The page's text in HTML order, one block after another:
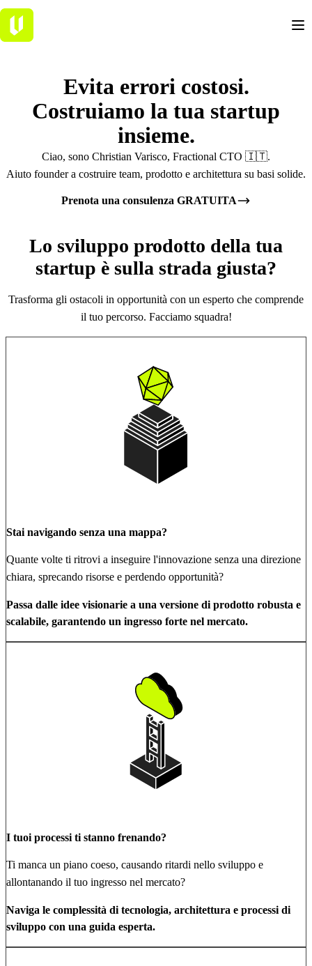
Evita errori costosi.
Costruiamo la tua startup
insieme.
Ciao, sono Christian Varisco, Fractional CTO 🇮🇹.
Aiuto founder a costruire team, prodotto e architettura su basi solide.
Prenota una consulenza GRATUITA
Lo sviluppo prodotto della tua
startup è sulla strada giusta?
Trasforma gli ostacoli in opportunità con un esperto che comprende
il tuo percorso. Facciamo squadra!
Stai navigando senza una mappa?
Quante volte ti ritrovi a inseguire l'innovazione senza una direzione
chiara, sprecando risorse e perdendo opportunità?
Passa dalle idee visionarie a una versione di prodotto robusta e
scalabile, garantendo un ingresso forte nel mercato.
I tuoi processi ti stanno frenando?
Ti manca un piano coeso, causando ritardi nello sviluppo e
allontanando il tuo ingresso nel mercato?
Naviga le complessità di tecnologia, architettura e processi di
sviluppo con una guida esperta.